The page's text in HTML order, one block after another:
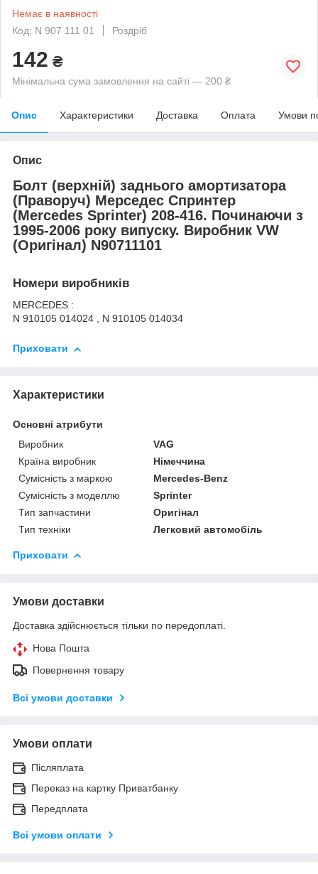
Немає в наявності
Код: N 907 111 01
Роздріб
142 ₴
Мінімальна сума замовлення на сайті — 200 ₴
Опис Характеристики Доставка Оплата Умови
Опис
Болт (верхній) заднього амортизатора
(Праворуч) Мерседес Спринтер
(Mercedes Sprinter) 208-416. Починаючи з
1995-2006 року випуску. Виробник VW
(Оригінал) N90711101
Номери виробників
MERCEDES :
N 910105 014024 , N 910105 014034
Приховати
Характеристики
Основні атрибути
Виробник
VAG
Країна виробник
Німеччина
Сумісність з маркою
Mercedes-Benz
Сумісність з моделлю
Sprinter
Тип запчастини
Оригінал
Тип техніки
Легковий автомобіль
Приховати
Умови доставки
Доставка здійснюється тільки по передоплаті.
Нова Пошта
Повернення товару
Всі умови доставки
Умови оплати
Післяплата
Переказ на картку Приватбанку
Передплата
Всі умови оплати